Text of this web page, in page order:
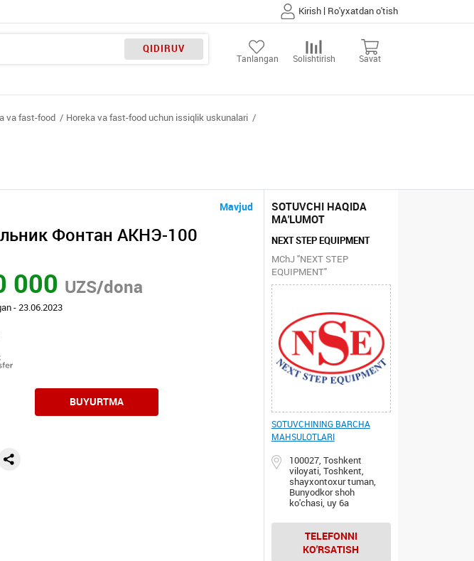
Kirish | Ro'yxatdan o'tish
QIDIRUV
Tanlangan Solishtirish Savat
va fast-food
Horeka va fast-food uchun issiqlik uskunalari
Mavjud
Фонтан АКНЭ-100
000 UZS/dona
- 23.06.2023
BUYURTMA
SOTUVCHI HAQIDA
MA'LUMOT
NEXT STEP EQUIPMENT
MChJ "NEXT STEP
EQUIPMENT"
SOTUVCHINING BARCHA
MAHSULOTLARI
100027, Toshkent
viloyati, Toshkent,
shayxontoxur tuman,
Bunyodkor shoh
ko'chasi, uy 6а
TELEFONNI
KO'RSATISH